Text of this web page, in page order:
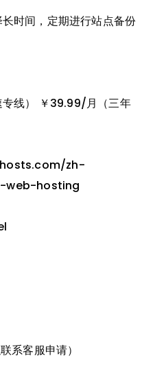
长时间，定期进行站点备份
线） ￥39.99/月（三年
zh-
web-hosting
系客服申请）